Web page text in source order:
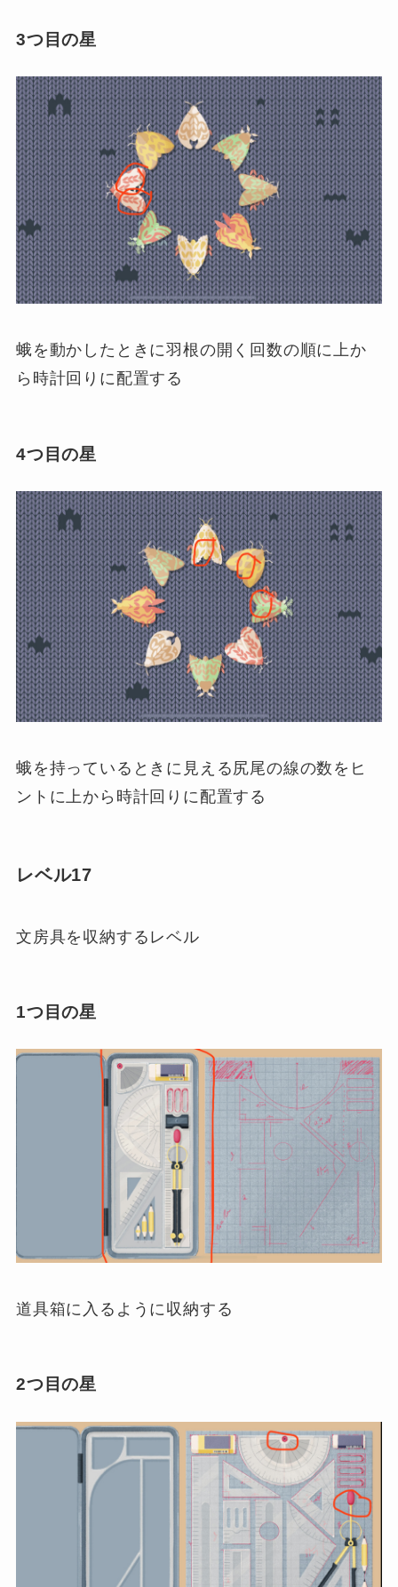
3つ目の星
蛾を動かしたときに羽根の開く回数の順に上か
ら時計回りに配置する
4つ目の星
蛾を持っているときに見える尻尾の線の数をヒ
ントに上から時計回りに配置する
レベル17
文房具を収納するレベル
1つ目の星
道具箱に入るように収納する
2つ目の星